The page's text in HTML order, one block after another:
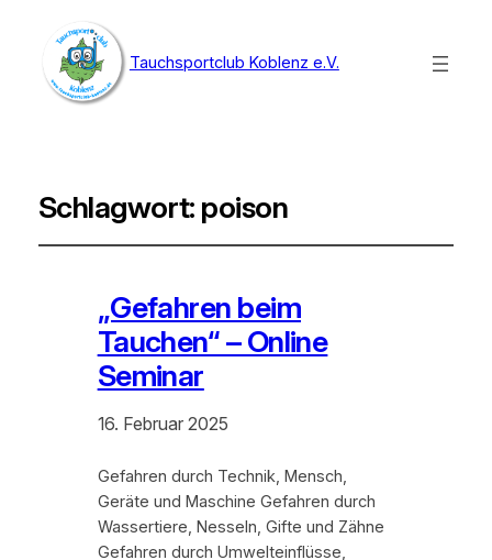
Tauchsportclub Koblenz e.V.
Schlagwort: poison
„Gefahren beim
Tauchen“ – Online
Seminar
16. Februar 2025
Gefahren durch Technik, Mensch,
Geräte und Maschine Gefahren durch
Wassertiere, Nesseln, Gifte und Zähne
Gefahren durch Umwelteinflüsse,